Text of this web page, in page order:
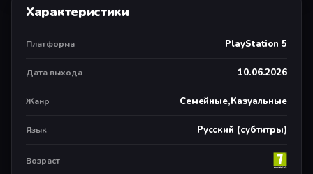
помощью легендарного солдата Империи. Не
персонажей Star Wars™ и сражайтесь с друзьями и
прославленным планетам и другим локациям.
Характеристики
Платформа PlayStation 5
Дата выхода 10.06.2026
Жанр Семейные,Казуальные
Язык Русский (субтитры)
Возраст